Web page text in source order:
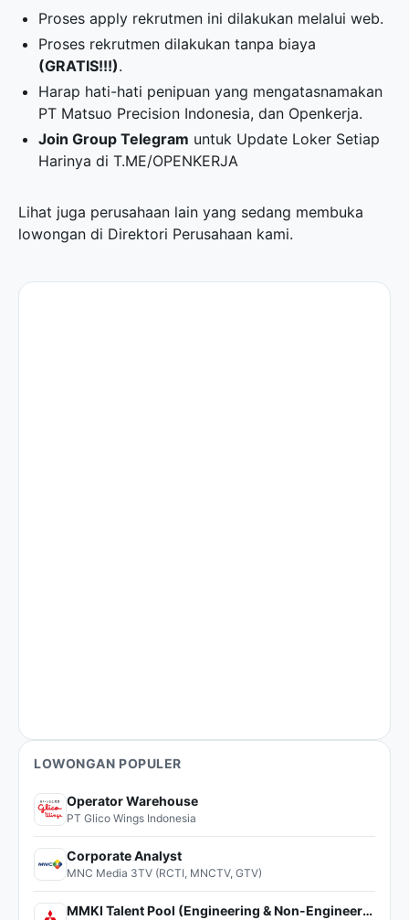
Proses apply rekrutmen ini dilakukan melalui web.
Proses rekrutmen dilakukan tanpa biaya
(GRATIS!!!).
Harap hati-hati penipuan yang mengatasnamakan
PT Matsuo Precision Indonesia, dan Openkerja.
Join Group Telegram untuk Update Loker Setiap
Harinya diT.ME/OPENKERJA
Lihat juga perusahaan lain yang sedang membuka
lowongan di Direktori Perusahaan kami.
LOWONGAN POPULER
Operator Warehouse
PT Glico Wings Indonesia
Corporate Analyst
MNC Media 3TV (RCTI, MNCTV, GTV)
MMKI Talent Pool (Engineering & Non-Engineering)